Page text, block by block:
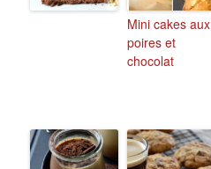
Mini cakes aux
poires et
chocolat